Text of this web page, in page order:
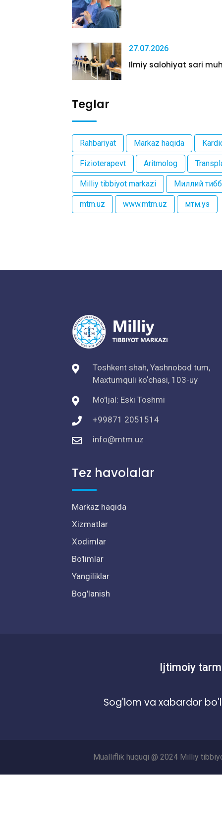
27.07.2026
Ilmiy salohiyat sari
Teglar
Rahbariyat Markaz haqida
Fizioterapevt Aritmolog
Milliy tibbiyot markazi Миллий
mtm.uz www.mtm.uz мтм.уз
Toshkent shah, Yashnobod tum,
Maxtumquli koʼchasi, 103-uy
Mo'ljal: Eski Toshmi
+99871 2051514
info@mtm.uz
Tez havolalar
Markaz haqida
Xizmatlar
Xodimlar
Bo'limlar
Yangiliklar
Bog'lanish
Ijtimoiy
Sog'lom va xabardor
Mualliflik huquqi @ 2024 Milliy